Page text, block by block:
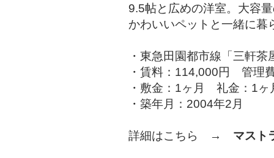
9.5帖と広めの洋室。大容
かわいいペットと一緒に暮
・東急田園都市線「三軒
・賃料：114,000円 管理
・敷金：1ヶ月 礼金：1ヶ
・築年月：2004年2月
詳細はこちら → マスト